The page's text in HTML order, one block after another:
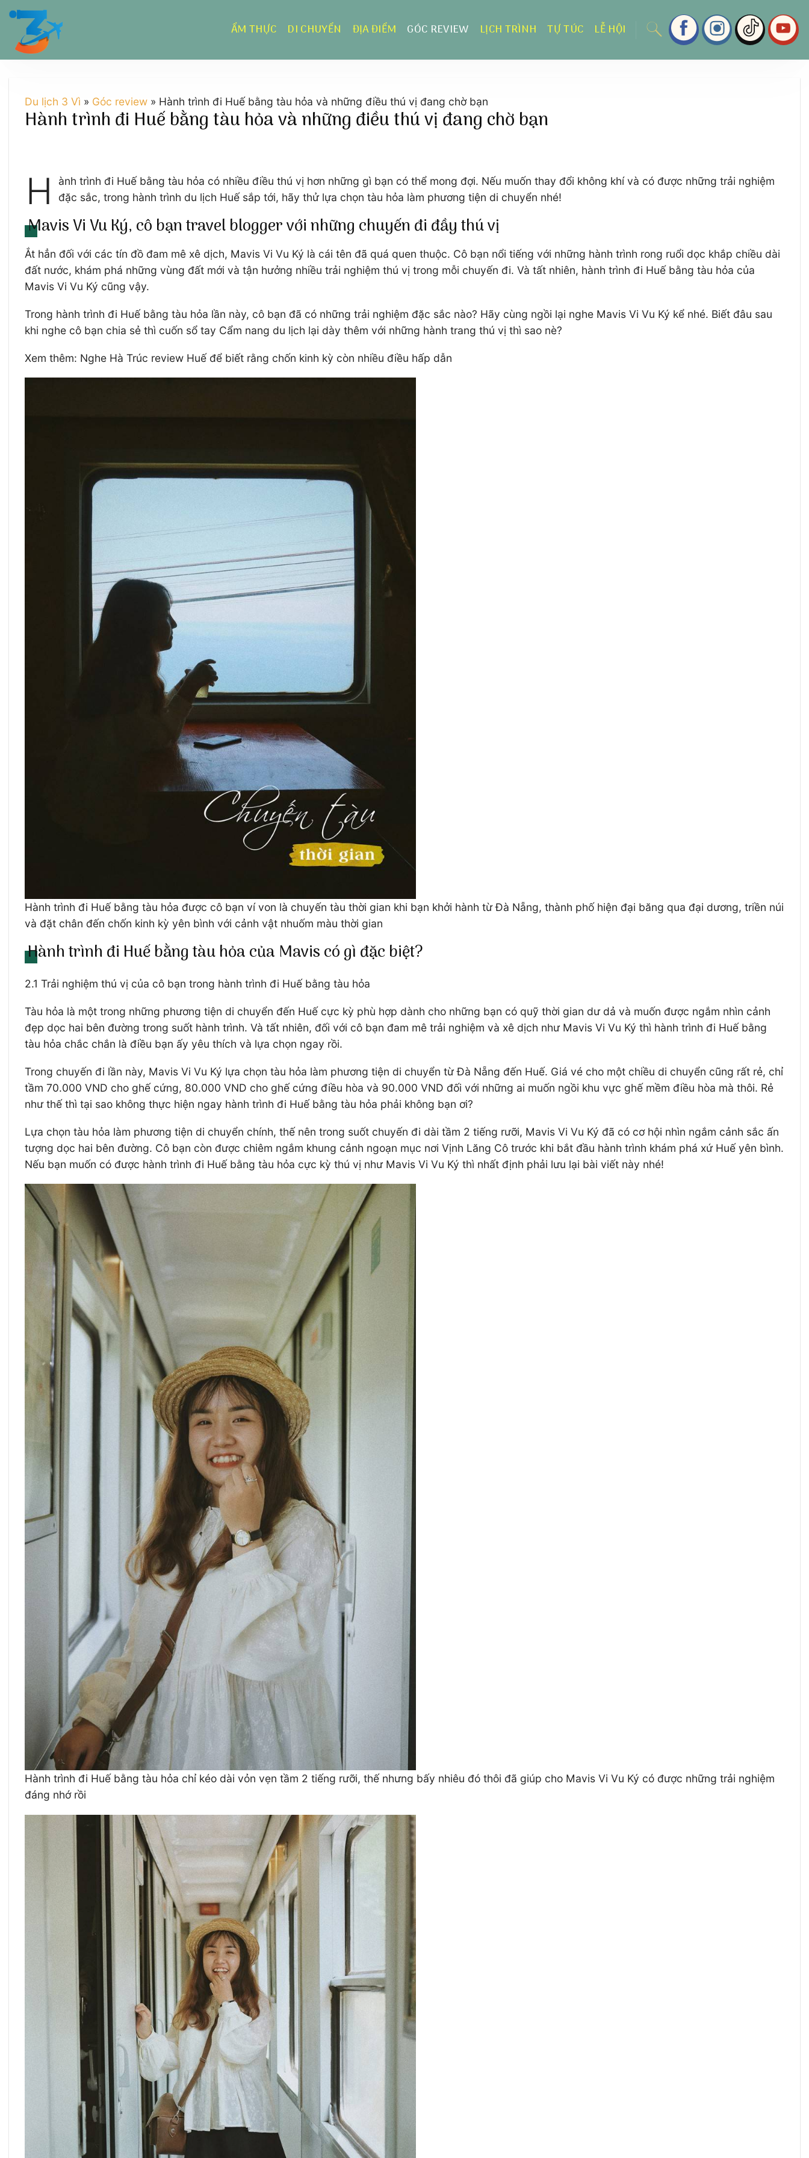
Chuyển
dung
ẨM THỰC DI CHUYỂN ĐỊA ĐIỂM GÓC REVIEW LỊCH TRÌNH TỰ TÚC LỄ HỘI
Du lịch 3 Vì » Góc review » Hành trình đi Huế bằng tàu hỏa và những điều thú vị đang chờ bạn
Hành trình đi Huế bằng tàu hỏa và những điều thú vị đang chờ bạn
H
ành trình đi Huế bằng tàu hỏa có nhiều điều thú vị hơn những gì bạn có thể mong đợi. Nếu muốn thay đổi không khí và có được những trải nghiệm
đặc sắc, trong hành trình du lịch Huế sắp tới, hãy thử lựa chọn tàu hỏa làm phương tiện di chuyển nhé!
Mavis Vi Vu Ký, cô bạn travel blogger với những chuyến đi đầy thú vị
Ắt hẳn đối với các tín đồ đam mê xê dịch, Mavis Vi Vu Ký là cái tên đã quá quen thuộc. Cô bạn nổi tiếng với những hành trình rong ruổi dọc khắp chiều dài
đất nước, khám phá những vùng đất mới và tận hưởng nhiều trải nghiệm thú vị trong mỗi chuyến đi. Và tất nhiên, hành trình đi Huế bằng tàu hỏa của
Mavis Vi Vu Ký cũng vậy.
Trong hành trình đi Huế bằng tàu hỏa lần này, cô bạn đã có những trải nghiệm đặc sắc nào? Hãy cùng ngồi lại nghe Mavis Vi Vu Ký kể nhé. Biết đâu sau
khi nghe cô bạn chia sẻ thì cuốn sổ tay Cẩm nang du lịch lại dày thêm với những hành trang thú vị thì sao nè?
Xem thêm: Nghe Hà Trúc review Huế để biết rằng chốn kinh kỳ còn nhiều điều hấp dẫn
Hành trình đi Huế bằng tàu hỏa được cô bạn ví von là chuyến tàu thời gian khi bạn khởi hành từ Đà Nẵng, thành phố hiện đại băng qua đại dương, triền núi
và đặt chân đến chốn kinh kỳ yên bình với cảnh vật nhuốm màu thời gian
Hành trình đi Huế bằng tàu hỏa của Mavis có gì đặc biệt?
2.1 Trải nghiệm thú vị của cô bạn trong hành trình đi Huế bằng tàu hỏa
Tàu hỏa là một trong những phương tiện di chuyển đến Huế cực kỳ phù hợp dành cho những bạn có quỹ thời gian dư dả và muốn được ngắm nhìn cảnh
đẹp dọc hai bên đường trong suốt hành trình. Và tất nhiên, đối với cô bạn đam mê trải nghiệm và xê dịch như Mavis Vi Vu Ký thì hành trình đi Huế bằng
tàu hỏa chắc chắn là điều bạn ấy yêu thích và lựa chọn ngay rồi.
Trong chuyến đi lần này, Mavis Vi Vu Ký lựa chọn tàu hỏa làm phương tiện di chuyển từ Đà Nẵng đến Huế. Giá vé cho một chiều di chuyển cũng rất rẻ, chỉ
tầm 70.000 VND cho ghế cứng, 80.000 VND cho ghế cứng điều hòa và 90.000 VND đối với những ai muốn ngồi khu vực ghế mềm điều hòa mà thôi. Rẻ
như thế thì tại sao không thực hiện ngay hành trình đi Huế bằng tàu hỏa phải không bạn ơi?
Lựa chọn tàu hỏa làm phương tiện di chuyển chính, thế nên trong suốt chuyến đi dài tầm 2 tiếng rưỡi, Mavis Vi Vu Ký đã có cơ hội nhìn ngắm cảnh sắc ấn
tượng dọc hai bên đường. Cô bạn còn được chiêm ngắm khung cảnh ngoạn mục nơi Vịnh Lăng Cô trước khi bắt đầu hành trình khám phá xứ Huế yên bình.
Nếu bạn muốn có được hành trình đi Huế bằng tàu hỏa cực kỳ thú vị như Mavis Vi Vu Ký thì nhất định phải lưu lại bài viết này nhé!
Hành trình đi Huế bằng tàu hỏa chỉ kéo dài vỏn vẹn tầm 2 tiếng rưỡi, thế nhưng bấy nhiêu đó thôi đã giúp cho Mavis Vi Vu Ký có được những trải nghiệm
đáng nhớ rồi